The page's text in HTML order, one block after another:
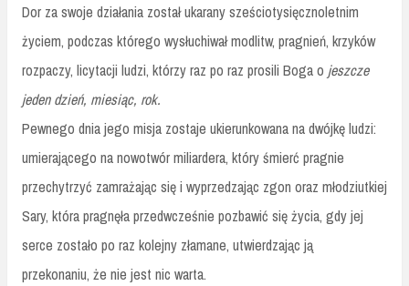
Dor za swoje działania został ukarany sześciotysięcznoletnim
życiem, podczas którego wysłuchiwał modlitw, pragnień, krzyków
rozpaczy, licytacji ludzi, którzy raz po raz prosili Boga o jeszcze
jeden dzień, miesiąc, rok.
Pewnego dnia jego misja zostaje ukierunkowana na dwójkę ludzi:
umierającego na nowotwór miliardera, który śmierć pragnie
przechytrzyć zamrażając się i wyprzedzając zgon oraz młodziutkiej
Sary, która pragnęła przedwcześnie pozbawić się życia, gdy jej
serce zostało po raz kolejny złamane, utwierdzając ją
przekonaniu, że nie jest nic warta.